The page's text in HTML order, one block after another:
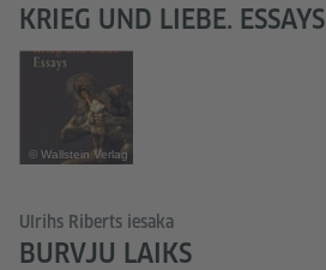
KRIEG UND LIEBE. ESSAYS
© Wallstein Verlag
Ulrihs Riberts iesaka
BURVJU LAIKS